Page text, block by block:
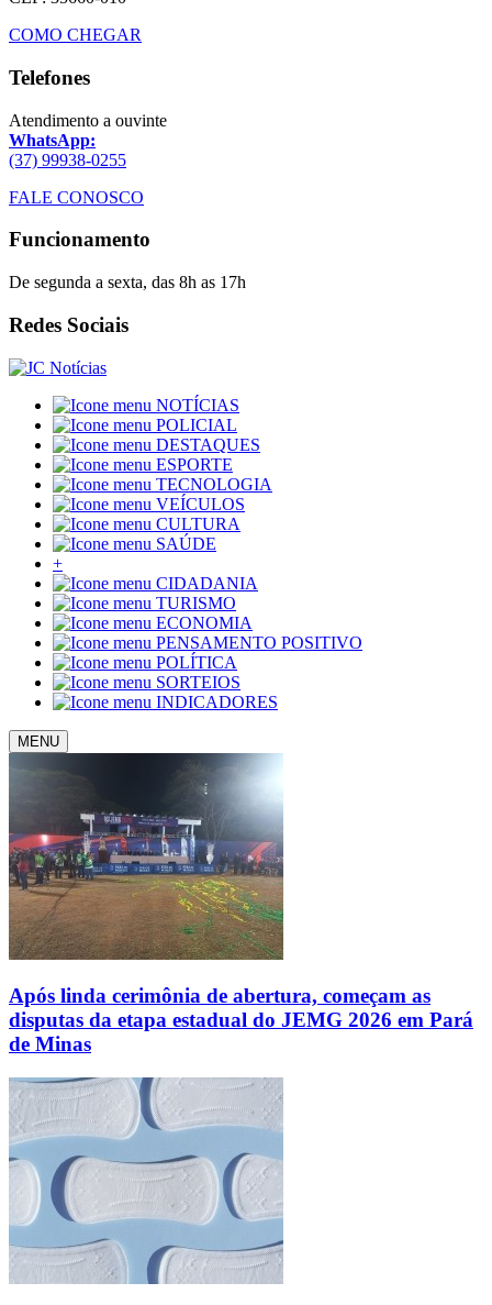
COMO CHEGAR
Telefones
Atendimento a ouvinte
WhatsApp:
(37) 99938-0255
FALE CONOSCO
Funcionamento
De segunda a sexta, das 8h as 17h
Redes Sociais
NOTÍCIAS
POLICIAL
DESTAQUES
ESPORTE
TECNOLOGIA
VEÍCULOS
CULTURA
SAÚDE
+
CIDADANIA
TURISMO
ECONOMIA
PENSAMENTO POSITIVO
POLÍTICA
SORTEIOS
INDICADORES
MENU
Após linda cerimônia de abertura, começam as
disputas da etapa estadual do JEMG 2026 em Pará
de Minas